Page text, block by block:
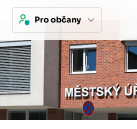
Pro občany